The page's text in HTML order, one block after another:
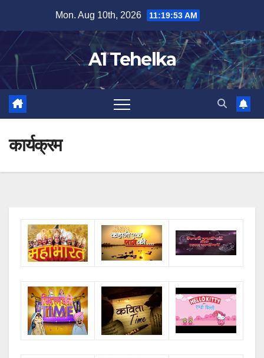
content
Mon. Aug 10th, 2026 11:19:53 AM
A1 Tehelka
कार्यक्रम